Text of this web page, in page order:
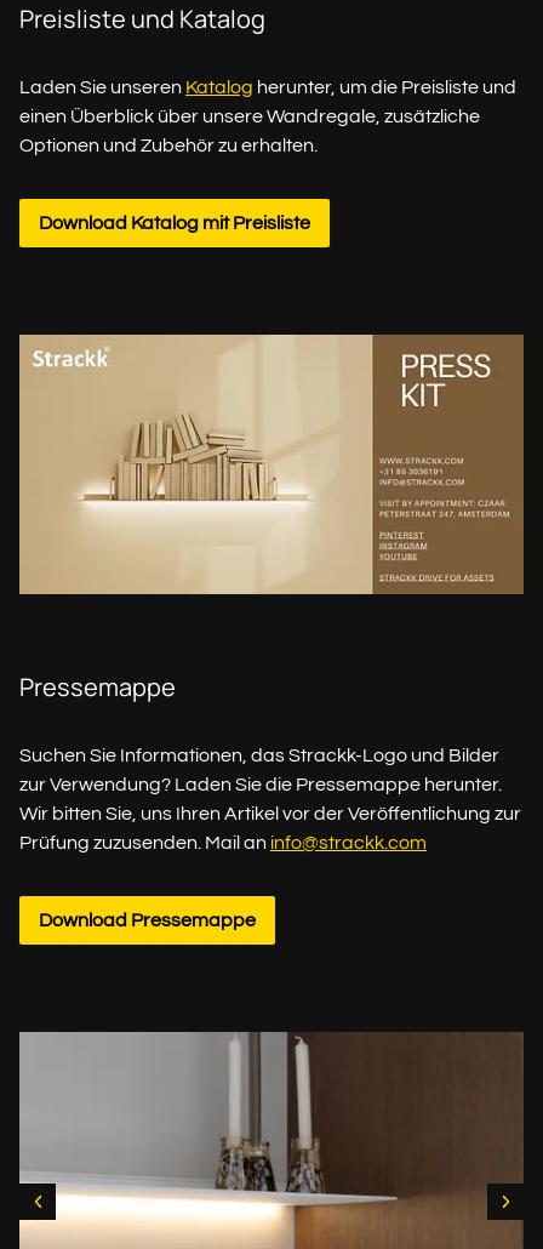
Preisliste und Katalog
Laden Sie unseren Katalog herunter, um die Preisliste und
einen Überblick über unsere Wandregale, zusätzliche
Optionen und Zubehör zu erhalten.
Download Katalog mit Preisliste
Pressemappe
Suchen Sie Informationen, das Strackk-Logo und Bilder
zur Verwendung? Laden Sie die Pressemappe herunter.
Wir bitten Sie, uns Ihren Artikel vor der Veröffentlichung zur
Prüfung zuzusenden. Mail an info@strackk.com
Download Pressemappe